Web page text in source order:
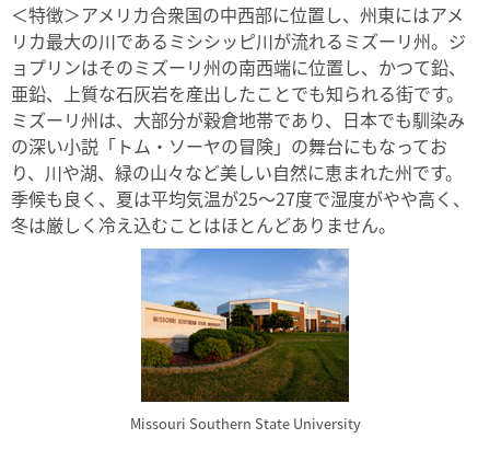
＜特徴＞アメリカ合衆国の中西部に位置し、州東にはアメ
リカ最大の川であるミシシッピ川が流れるミズーリ州。ジ
ョプリンはそのミズーリ州の南西端に位置し、かつて鉛、
亜鉛、上質な石灰岩を産出したことでも知られる街です。
ミズーリ州は、大部分が穀倉地帯であり、日本でも馴染み
の深い小説「トム・ソーヤの冒険」の舞台にもなってお
り、川や湖、緑の山々など美しい自然に恵まれた州です。
季候も良く、夏は平均気温が25～27度で湿度がやや高く、
冬は厳しく冷え込むことはほとんどありません。
Missouri Southern State University